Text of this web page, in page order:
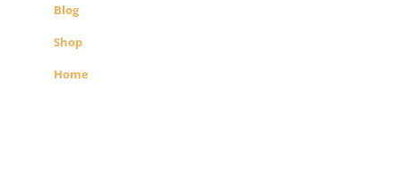
Blog
Shop
Home